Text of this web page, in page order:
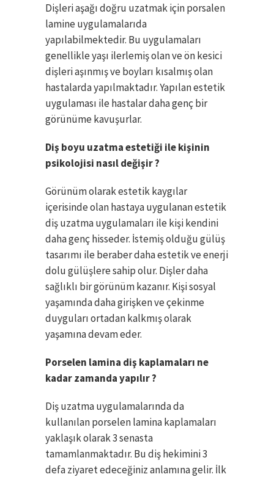
Dişleri aşağı doğru uzatmak için porsalen
lamine uygulamalarıda
yapılabilmektedir. Bu uygulamaları
genellikle yaşı ilerlemiş olan ve ön kesici
dişleri aşınmış ve boyları kısalmış olan
hastalarda yapılmaktadır. Yapılan estetik
uygulaması ile hastalar daha genç bir
görünüme kavuşurlar.
Diş boyu uzatma estetiği ile kişinin
psikolojisi nasıl değişir ?
Görünüm olarak estetik kaygılar
içerisinde olan hastaya uygulanan estetik
diş uzatma uygulamaları ile kişi kendini
daha genç hisseder. İstemiş olduğu gülüş
tasarımı ile beraber daha estetik ve enerji
dolu gülüşlere sahip olur. Dişler daha
sağlıklı bir görünüm kazanır. Kişi sosyal
yaşamında daha girişken ve çekinme
duyguları ortadan kalkmış olarak
yaşamına devam eder.
Porselen lamina diş kaplamaları ne
kadar zamanda yapılır ?
Diş uzatma uygulamalarında da
kullanılan porselen lamina kaplamaları
yaklaşık olarak 3 senasta
tamamlanmaktadır. Bu diş hekimini 3
defa ziyaret edeceğiniz anlamına gelir. İlk